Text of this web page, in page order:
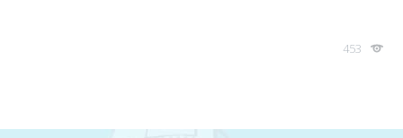
453